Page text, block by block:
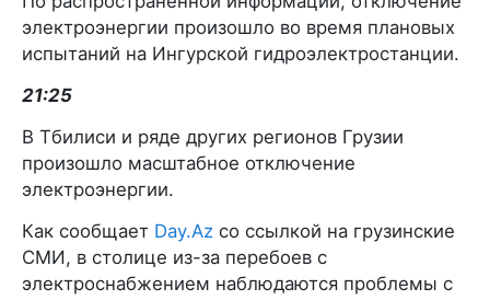
электроэнергии произошло во время плановых
испытаний на Ингурской гидроэлектростанции.
21:25
В Тбилиси и ряде других регионов Грузии
произошло масштабное отключение
электроэнергии.
Как сообщает Day.Az со ссылкой на грузинские
СМИ, в столице из-за перебоев с
электроснабжением наблюдаются проблемы с